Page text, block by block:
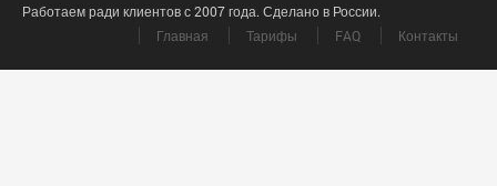
Работаем ради клиентов с 2007 года. Сделано в России.
Главная
Тарифы FAQ Контакты